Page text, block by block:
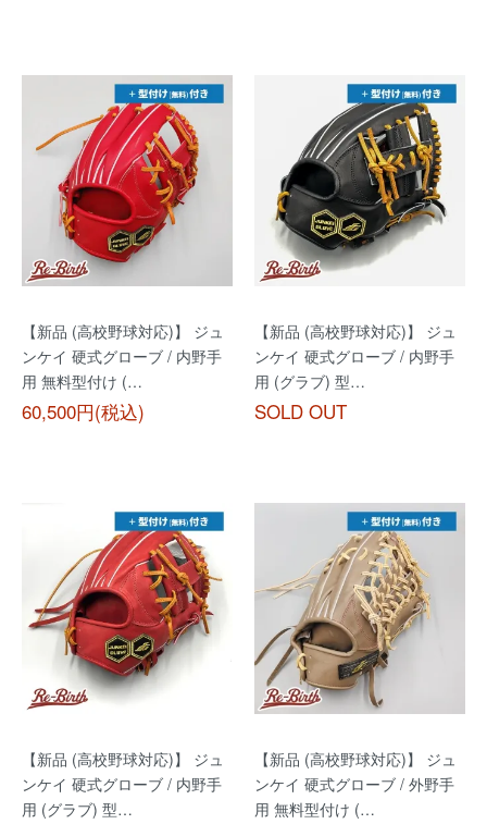
【新品 (高校野球対応)】 ジュ
ンケイ 硬式グローブ / 内野手
用 無料型付け (…
60,500円(税込)
【新品 (高校野球対応)】 ジュ
ンケイ 硬式グローブ / 内野手
用 (グラブ) 型…
SOLD OUT
【新品 (高校野球対応)】 ジュ
ンケイ 硬式グローブ / 内野手
用 (グラブ) 型…
【新品 (高校野球対応)】 ジュ
ンケイ 硬式グローブ / 外野手
用 無料型付け (…